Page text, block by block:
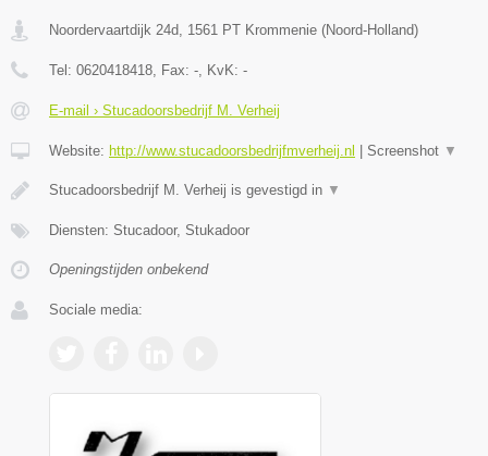
Noordervaartdijk 24d, 1561 PT Krommenie (Noord-Holland)
Tel: 0620418418, Fax: -, KvK: -
E-mail › Stucadoorsbedrijf M. Verheij
Website: http://www.stucadoorsbedrijfmverheij.nl Screenshot ▼
Stucadoorsbedrijf M. Verheij is gevestigd in ▼
Diensten: Stucadoor, Stukadoor
Openingstijden onbekend
Sociale media: